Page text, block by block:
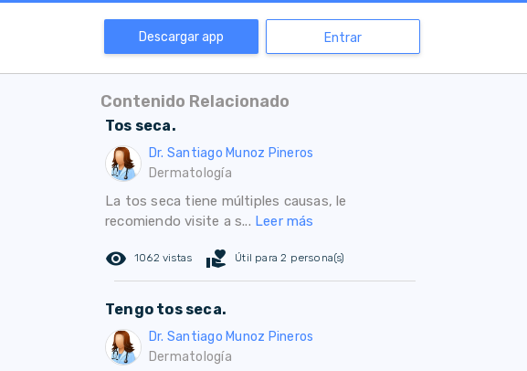
Descargar app Entrar
Contenido Relacionado
Tos seca.
Dr. Santiago Munoz Pineros
Dermatología
La tos seca tiene múltiples causas, le
recomiendo visite a s... Leer más
remove_red_eye 1062 vistas volunteer_activism Útil para 2 persona(s)
Tengo tos seca.
Dr. Santiago Munoz Pineros
Dermatología